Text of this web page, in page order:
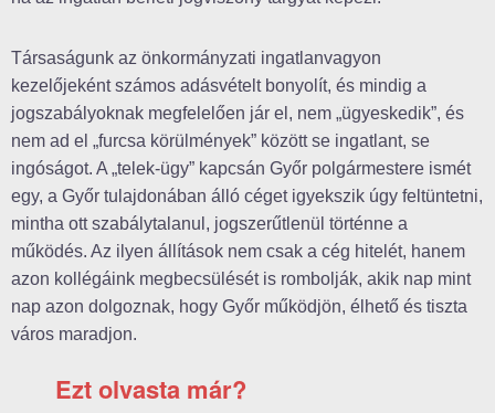
Társaságunk az önkormányzati ingatlanvagyon
kezelőjeként számos adásvételt bonyolít, és mindig a
jogszabályoknak megfelelően jár el, nem „ügyeskedik”, és
nem ad el „furcsa körülmények” között se ingatlant, se
ingóságot. A „telek-ügy” kapcsán Győr polgármestere ismét
egy, a Győr tulajdonában álló céget igyekszik úgy feltüntetni,
mintha ott szabálytalanul, jogszerűtlenül történne a
működés. Az ilyen állítások nem csak a cég hitelét, hanem
azon kollégáink megbecsülését is rombolják, akik nap mint
nap azon dolgoznak, hogy Győr működjön, élhető és tiszta
város maradjon.
Ezt olvasta már?